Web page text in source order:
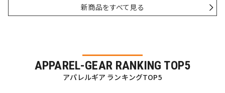
新商品をすべて見る
APPAREL-GEAR RANKING TOP5
アパレルギア ランキングTOP5